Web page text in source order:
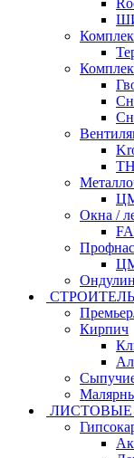
ТН
Окна /
Ондулин
Кирпич